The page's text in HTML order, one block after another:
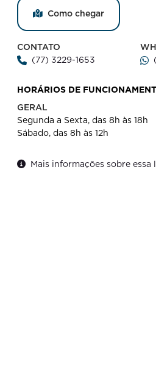
Como chegar
CONTATO
(77) 3229-1653
HORÁRIOS DE
GERAL
Segunda a Sexta, das 8h às 18h
Sábado, das 8h às 12h
Mais informações sobre essa